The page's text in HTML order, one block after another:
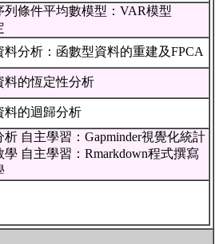
列條件平均數模型：VAR模型
分析：函數型資料的重建及FPCA
料的恆定性分析
料的迴歸分析
自主學習：Gapminder視覺化統計
自主學習：Rmarkdown程式撰寫